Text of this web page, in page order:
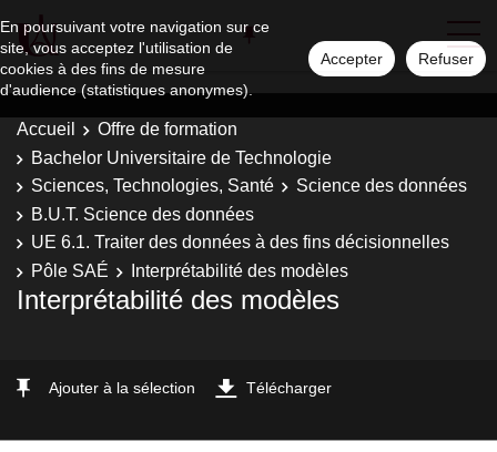
En poursuivant votre navigation sur ce
site, vous acceptez l'utilisation de
cookies à des fins de mesure
d'audience (statistiques anonymes).
Accepter Refuser
Accueil
Offre de formation
Bachelor Universitaire de Technologie
Sciences, Technologies, Santé
Science des données
B.U.T. Science des données
UE 6.1. Traiter des données à des fins décisionnelles
Pôle SAÉ
Interprétabilité des modèles
Interprétabilité des modèles
Ajouter à la sélection Télécharger